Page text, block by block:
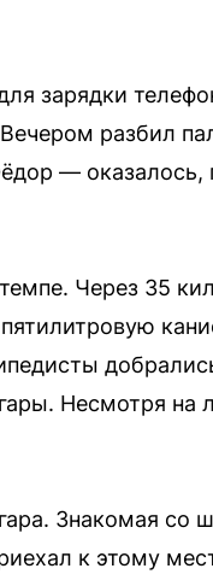
зарядки
разбил
— оказалось,
Через 35
Несмотря на
Знакомая со
к этому